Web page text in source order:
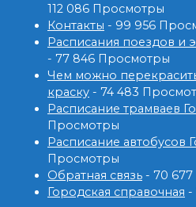
112 086 Просмотры
Контакты - 99 956
Расписания поездов и
- 77 846 Просмотры
Чем можно
краску - 74 483
Расписание трамваев
Просмотры
Расписание автобусов
Просмотры
Обратная связь - 70
Городская справочная -